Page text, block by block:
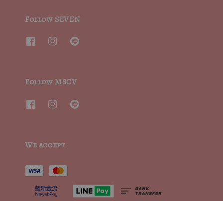
Follow SEVEN
Follow MSCV
We accept